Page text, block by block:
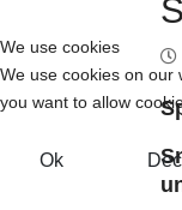
We use cookies
We use cookies on our
you want to allow
Ok